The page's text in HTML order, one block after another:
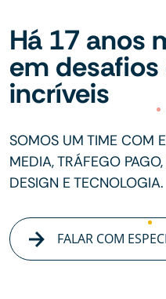
Há 17 anos
em
incríveis
SOMOS UM TIME COM
MEDIA, TRÁFEGO
DESIGN E TECNOLOGIA.
FALAR COM